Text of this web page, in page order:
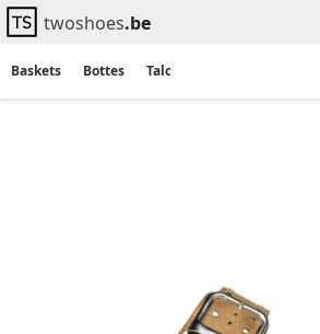
twoshoes.be
Baskets Bottes Talons